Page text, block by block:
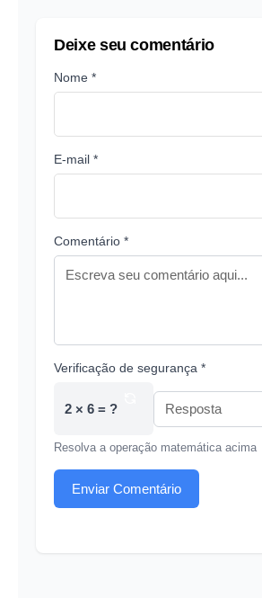
Deixe seu comentário
Nome *
E-mail *
Comentário *
Verificação de segurança *
2 × 6 = ?
Resolva a operação matemática acima
Enviar Comentário